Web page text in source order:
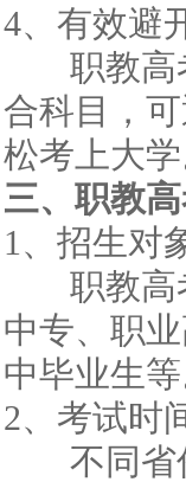
4、有效避
职教高考
合科目，
松考上大
三、职教
1、招生对
职教高考
中专、职
中毕业生
2、考试时
不同省份